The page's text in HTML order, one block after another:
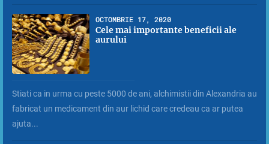
OCTOMBRIE 17, 2020
Cele mai importante beneficii ale
aurului
Stiati ca in urma cu peste 5000 de ani, alchimistii din Alexandria au
fabricat un medicament din aur lichid care credeau ca ar putea
ajuta...